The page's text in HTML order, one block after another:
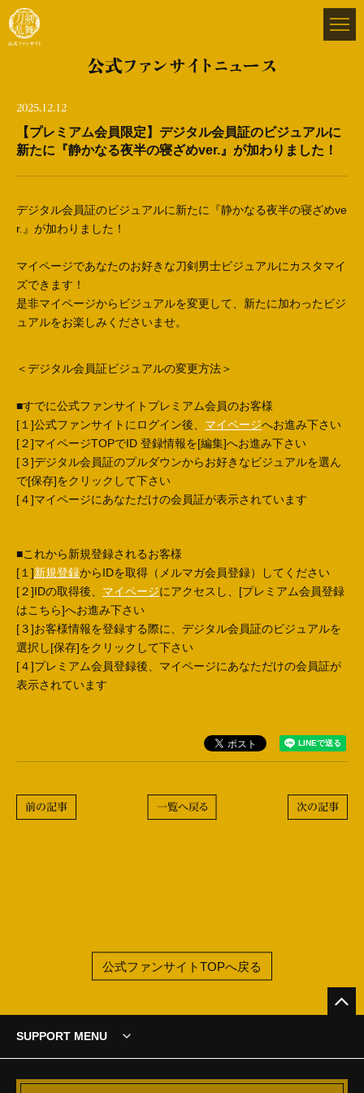
公式ファンサイトニュース
2025.12.12
【プレミアム会員限定】デジタル会員証のビジュアルに
新たに『静かなる夜半の寝ざめver.』が加わりました！
デジタル会員証のビジュアルに新たに『静かなる夜半の寝ざめve
r.』が加わりました！
マイページであなたのお好きな刀剣男士ビジュアルにカスタマイ
ズできます！
是非マイページからビジュアルを変更して、新たに加わったビジ
ュアルをお楽しみくださいませ。
＜デジタル会員証ビジュアルの変更方法＞
■すでに公式ファンサイトプレミアム会員のお客様
[１]公式ファンサイトにログイン後、 マイページへお進み下さい
[２]マイページTOPでID 登録情報を[編集]へお進み下さい
[３]デジタル会員証のプルダウンからお好きなビジュアルを選ん
で[保存]をクリックして下さい
[４]マイページにあなただけの会員証が表示されています
■これから新規登録されるお客様
[１]新規登録からIDを取得（メルマガ会員登録）してください
[２]IDの取得後、 マイページにアクセスし、[プレミアム会員登録
はこちら]へお進み下さい
[３]お客様情報を登録する際に、デジタル会員証のビジュアルを
選択し[保存]をクリックして下さい
[４]プレミアム会員登録後、マイページにあなただけの会員証が
表示されています
次の記事
一覧へ戻る
前の記事
公式ファンサイトTOPへ戻る
SUPPORT MENU